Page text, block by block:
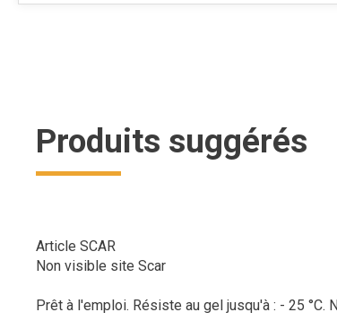
Produits suggérés
Article SCAR
Non visible site Scar
Prêt à l'emploi. Résiste au gel jusqu'à : - 25